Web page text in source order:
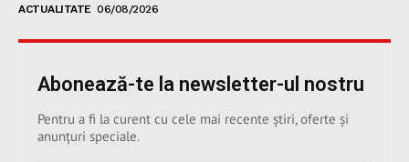
ACTUALITATE 06/08/2026
Abonează-te la newsletter-ul nostru
Pentru a fi la curent cu cele mai recente știri, oferte și
anunțuri speciale.